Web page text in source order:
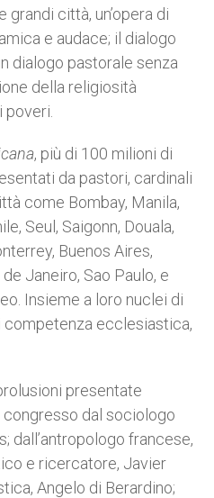
città, un’opera di
e audace; il dialogo
dialogo pastorale senza
della religiosità
poveri.
, più di 100 milioni di
da pastori, cardinali
come Bombay, Manila,
Seul, Saigonn, Douala,
Buenos Aires,
Janeiro, Sao Paulo, e
Insieme a loro nuclei di
ecclesiastica,
presentate
dal sociologo
dall’antropologo francese,
e ricercatore, Javier
Angelo di Berardino;